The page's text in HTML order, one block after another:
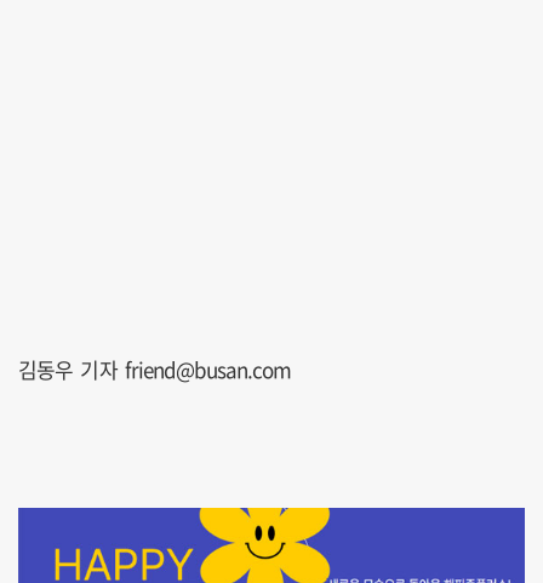
김동우 기자 friend@busan.com